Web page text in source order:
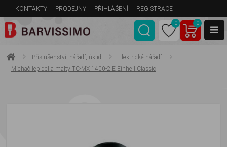
KONTAKTY PRODEJNY PŘIHLÁŠENÍ REGISTRACE
0 0
Příslušenství, nářadí, úklid
Elektrické nářadí
Míchač lepidel a malty TC-MX 1400-2 E Einhell Classic